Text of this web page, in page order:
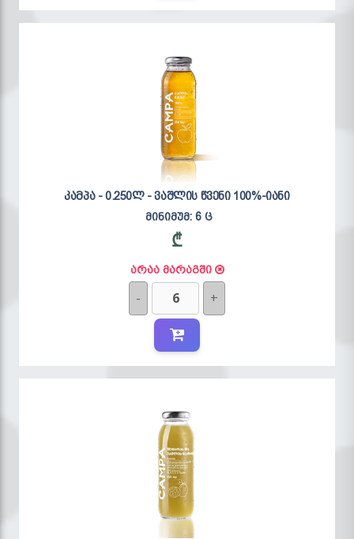
კამპა - 0.250ლ - ვაშლის წვენი 100%-იანი
მინიმუმ: 6 ც
₾
არაა მარაგში
- +